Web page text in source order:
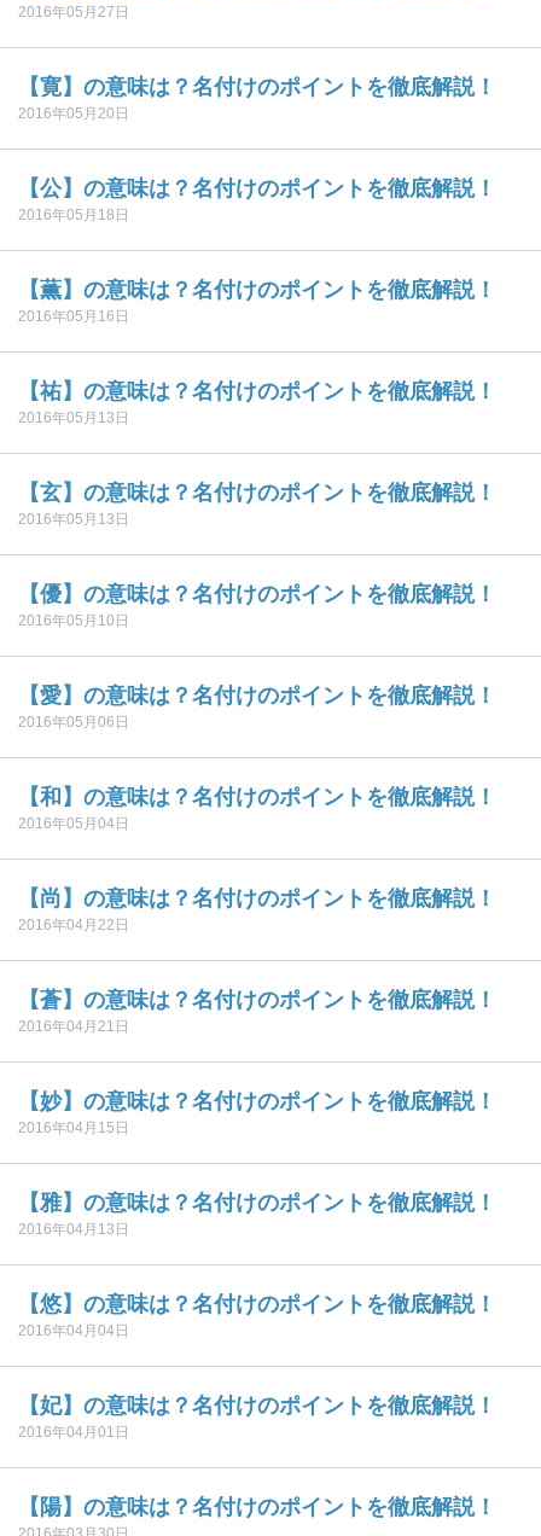
2016年05月27日
【寛】の意味は？名付けのポイントを徹底解説！
2016年05月20日
【公】の意味は？名付けのポイントを徹底解説！
2016年05月18日
【薫】の意味は？名付けのポイントを徹底解説！
2016年05月16日
【祐】の意味は？名付けのポイントを徹底解説！
2016年05月13日
【玄】の意味は？名付けのポイントを徹底解説！
2016年05月13日
【優】の意味は？名付けのポイントを徹底解説！
2016年05月10日
【愛】の意味は？名付けのポイントを徹底解説！
2016年05月06日
【和】の意味は？名付けのポイントを徹底解説！
2016年05月04日
【尚】の意味は？名付けのポイントを徹底解説！
2016年04月22日
【蒼】の意味は？名付けのポイントを徹底解説！
2016年04月21日
【妙】の意味は？名付けのポイントを徹底解説！
2016年04月15日
【雅】の意味は？名付けのポイントを徹底解説！
2016年04月13日
【悠】の意味は？名付けのポイントを徹底解説！
2016年04月04日
【妃】の意味は？名付けのポイントを徹底解説！
2016年04月01日
【陽】の意味は？名付けのポイントを徹底解説！